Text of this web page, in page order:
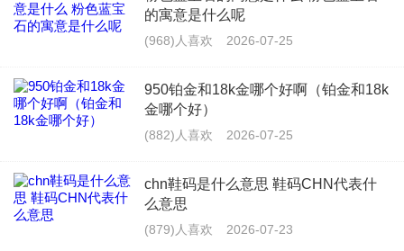
的寓意是什么呢
(968)人喜欢 2026-07-25
950铂金和18k金哪个好啊（铂金和18k
金哪个好）
(882)人喜欢 2026-07-25
chn鞋码是什么意思 鞋码CHN代表什
么意思
(879)人喜欢 2026-07-23